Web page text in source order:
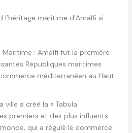
maritime d’Amalfi si
Maritime : Amalfi fut la première
Républiques maritimes
méditerranéen au Haut
ville a créé la « Tabula
premiers et des plus influents
qui a régulé le commerce